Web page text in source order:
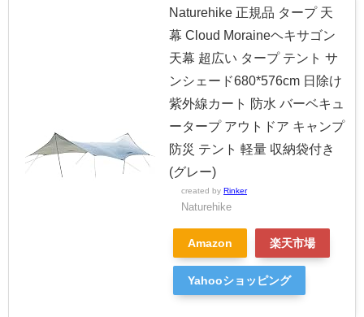
Naturehike 正規品 タープ 天
幕 Cloud Moraineヘキサゴン
天幕 超広い タープ テント サ
ンシェード680*576cm 日除け
紫外線カート 防水 バーベキュ
ータープ アウトドア キャンプ
防災 テント 軽量 収納袋付き
(グレー)
created by Rinker
Naturehike
Amazon 楽天市場
Yahooショッピング